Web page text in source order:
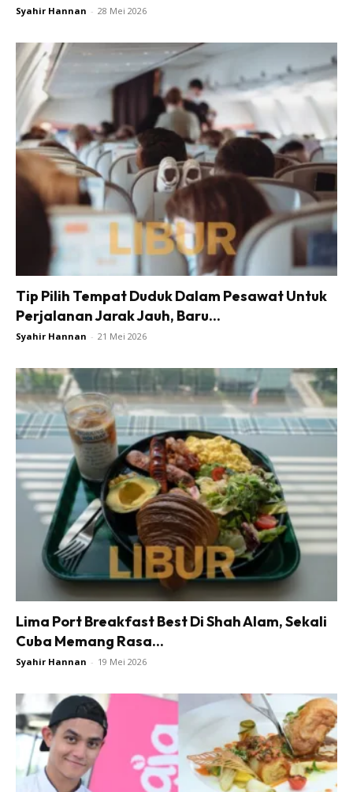
Syahir Hannan - 28 Mei 2026
Tip Pilih Tempat Duduk Dalam Pesawat Untuk
Perjalanan Jarak Jauh, Baru...
Syahir Hannan - 21 Mei 2026
Lima Port Breakfast Best Di Shah Alam, Sekali
Cuba Memang Rasa...
Syahir Hannan - 19 Mei 2026